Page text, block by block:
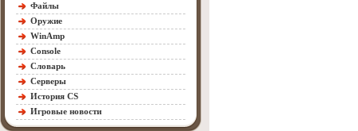
Файлы
Оружие
WinAmp
Console
Словарь
Серверы
История CS
Игровые новости